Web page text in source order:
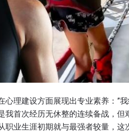
理建设方面展现出专业素养：”
我首次经历无休整的连续备战，但
业生涯初期就与最强者较量，这